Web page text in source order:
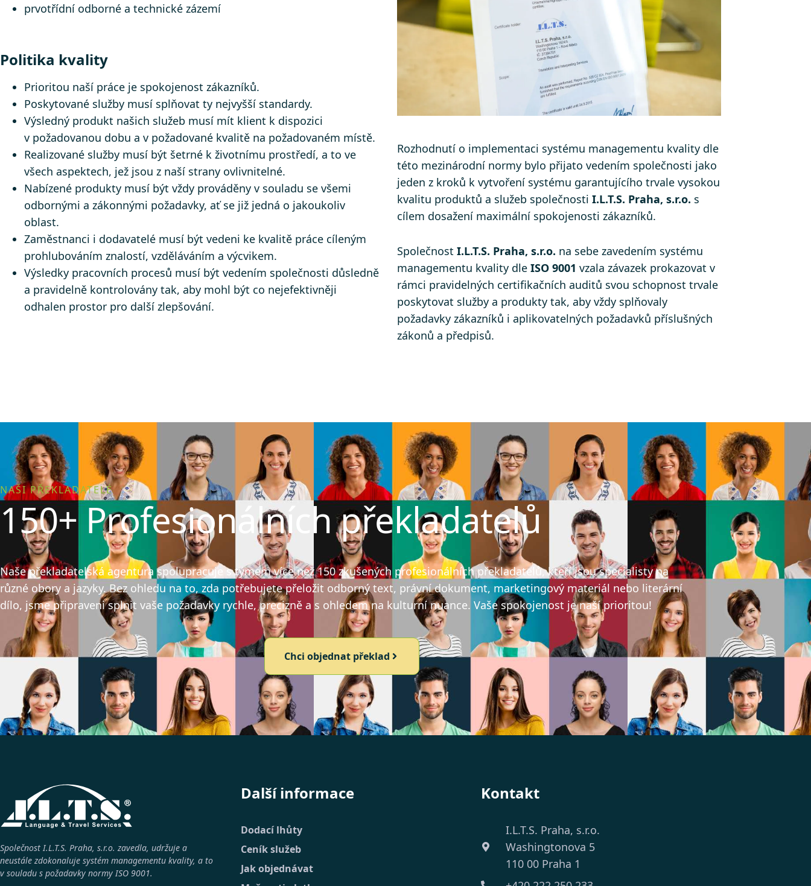
prvotřídní odborné a technické zázemí
Politika kvality
Prioritou naší práce je spokojenost zákazníků.
Poskytované služby musí splňovat ty nejvyšší standardy.
Výsledný produkt našich služeb musí mít klient k dispozici
v požadovanou dobu a v požadované kvalitě na požadovaném místě.
Realizované služby musí být šetrné k životnímu prostředí, a to ve
všech aspektech, jež jsou z naší strany ovlivnitelné.
Nabízené produkty musí být vždy prováděny v souladu se všemi
odbornými a zákonnými požadavky, ať se již jedná o jakoukoliv
oblast.
Zaměstnanci i dodavatelé musí být vedeni ke kvalitě práce cíleným
prohlubováním znalostí, vzděláváním a výcvikem.
Výsledky pracovních procesů musí být vedením společnosti důsledně
a pravidelně kontrolovány tak, aby mohl být co nejefektivněji
odhalen prostor pro další zlepšování.
Rozhodnutí o implementaci systému managementu kvality dle
této mezinárodní normy bylo přijato vedením společnosti jako
jeden z kroků k vytvoření systému garantujícího trvale vysokou
kvalitu produktů a služeb společnosti I.L.T.S. Praha, s.r.o. s
cílem dosažení maximální spokojenosti zákazníků.
Společnost I.L.T.S. Praha, s.r.o. na sebe zavedením systému
managementu kvality dle ISO 9001 vzala závazek prokazovat v
rámci pravidelných certifikačních auditů svou schopnost trvale
poskytovat služby a produkty tak, aby vždy splňovaly
požadavky zákazníků i aplikovatelných požadavků příslušných
zákonů a předpisů.
NAŠI PŘEKLADATELÉ
150+ Profesionálních překladatelů
Naše překladatelská agentura spolupracuje s týmem více než 150 zkušených profesionálních překladatelů, kteří jsou specialisty na
různé obory a jazyky. Bez ohledu na to, zda potřebujete přeložit odborný text, právní dokument, marketingový materiál nebo literární
dílo, jsme připraveni splnit vaše požadavky rychle, precizně a s ohledem na kulturní nuance. Vaše spokojenost je naší prioritou!
Chci objednat překlad
Společnost I.L.T.S. Praha, s.r.o. zavedla, udržuje a
neustále zdokonaluje systém managementu kvality, a to
v souladu s požadavky normyISO 9001.
Další informace
Dodací lhůty
Ceník služeb
Jak objednávat
Kontakt
I.L.T.S. Praha, s.r.o.
Washingtonova 5
110 00 Praha 1